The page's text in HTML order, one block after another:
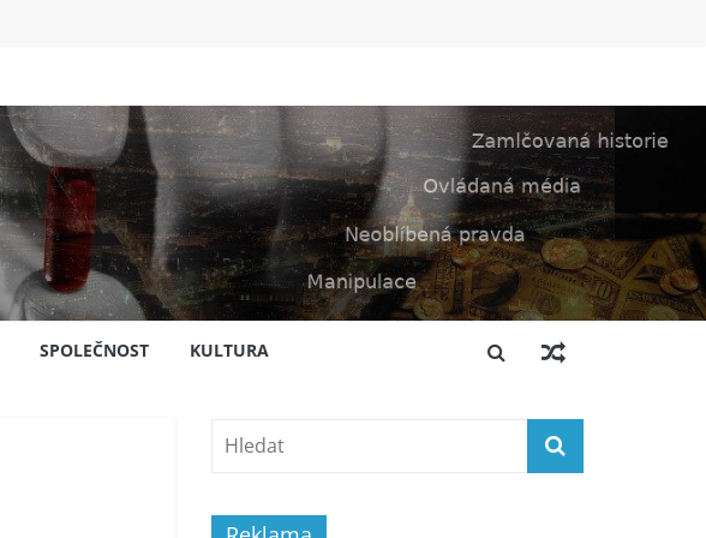
SPOLEČNOST KULTURA